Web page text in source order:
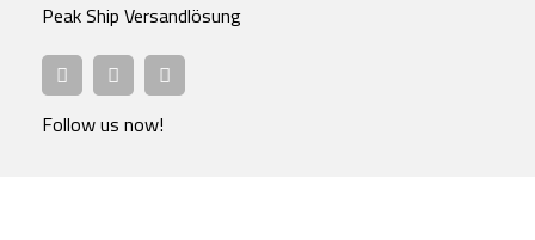
Peak Ship Versandlösung
Follow us now!